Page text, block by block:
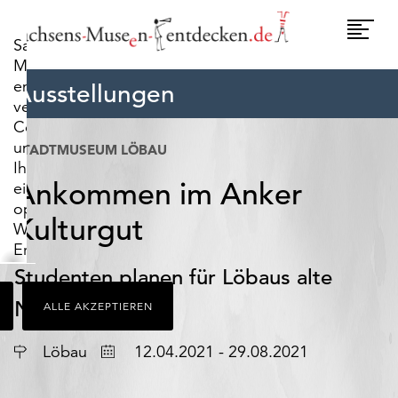
Sachsens-
Museen-
entdecken.de
verwendet
Cookies,
um
Ihnen
ein
optimales
Webseiten-
Erlebnis
zu
bieten.
Dazu
zählen
Cookies,
ALLE AKZEPTIEREN
Ausstellungen
STADTMUSEUM LÖBAU
Ankommen im Anker
Kulturgut
Studenten planen für Löbaus alte
Nudelei
Ort Löbau Datum12.04.2021 - 29.08.2021